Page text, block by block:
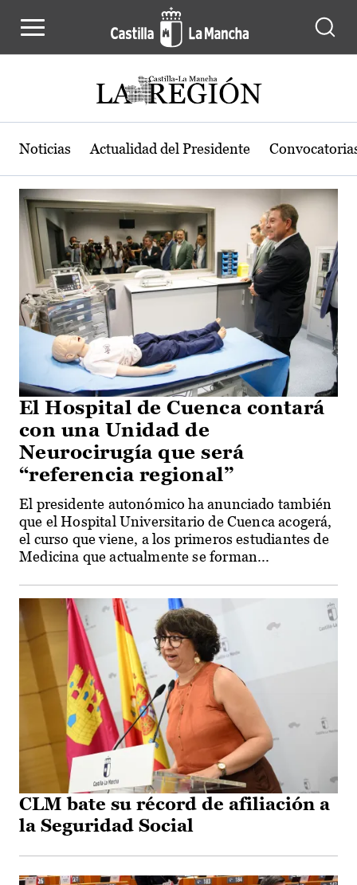
Actualidad de la región de Castilla-
Noticias Actualidad del Presidente
El Hospital de Cuenca contará
con una Unidad de
Neurocirugía que será
“referencia regional”
El presidente autonómico ha anunciado también
que el Hospital Universitario de Cuenca acogerá,
el curso que viene, a los primeros estudiantes de
Medicina que actualmente se forman...
CLM bate su récord de afiliación a
la Seguridad Social